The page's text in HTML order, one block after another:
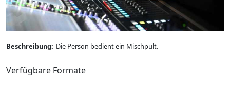
Beschreibung: Die Person bedient ein Mischpult.
Verfügbare Formate